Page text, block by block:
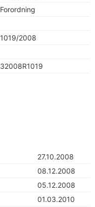
Forordning
1019/2008
32008R1019
27.10.2008
08.12.2008
05.12.2008
01.03.2010